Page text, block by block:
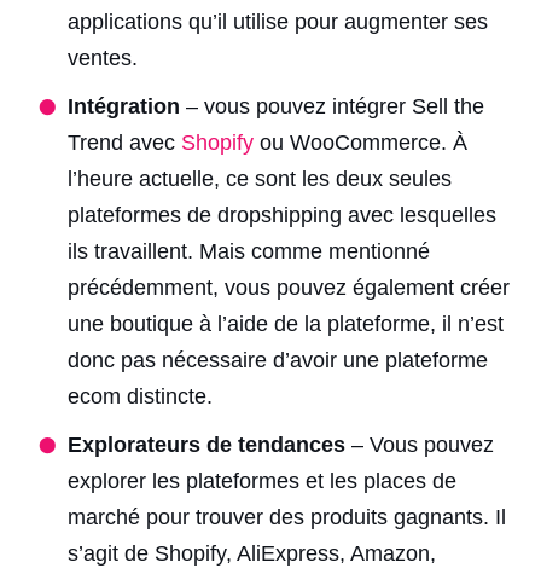
applications qu’il utilise pour augmenter ses
ventes.
Intégration – vous pouvez intégrer Sell the
Trend avec Shopify ou WooCommerce. À
l’heure actuelle, ce sont les deux seules
plateformes de dropshipping avec lesquelles
ils travaillent. Mais comme mentionné
précédemment, vous pouvez également créer
une boutique à l’aide de la plateforme, il n’est
donc pas nécessaire d’avoir une plateforme
ecom distincte.
Explorateurs de tendances – Vous pouvez
explorer les plateformes et les places de
marché pour trouver des produits gagnants. Il
s’agit de Shopify, AliExpress, Amazon,